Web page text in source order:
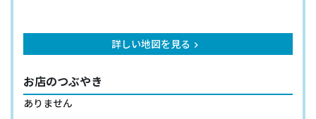
詳しい地図を見る keyboard_arrow_right
お店のつぶやき
ありません